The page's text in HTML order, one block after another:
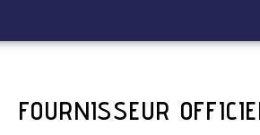
FOURNISSEUR